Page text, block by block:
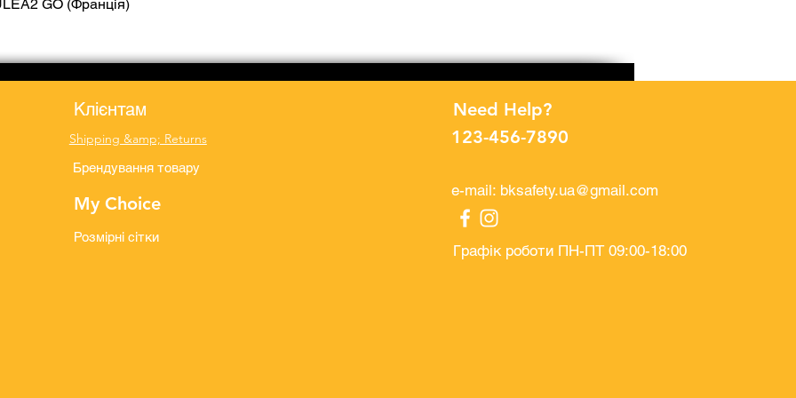
GO (Франція)
Клієнтам
Shipping &amp; Returns
Брендування товару
My Choice
Розмірні сітки
Need Help?
123-456-7890
e-mail: bksafety.ua@gmail.com
Графік роботи ПН-ПТ 09:00-18:00